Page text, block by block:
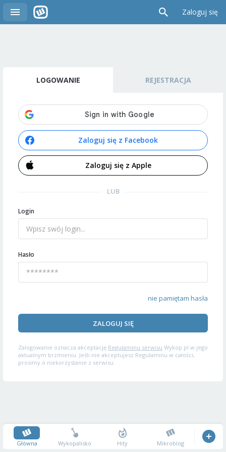
Zaloguj się
LOGOWANIE REJESTRACJA
Zaloguj się z Facebook
Zaloguj się z Apple
LUB
Login
Hasło
nie pamiętam hasła
ZALOGUJ SIĘ
Zalogowanie oznacza akceptację Regulaminu serwisu Wykop.pl w jego
aktualnym brzmieniu. Jeśli nie akceptujesz Regulaminu w całości,
prosimy o niekorzystanie z serwisu.
Główna Wykopalisko Hity Mikroblog